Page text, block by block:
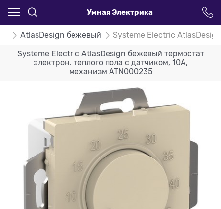
Умная Электрика
AtlasDesign бежевый Systeme Electric
Systeme Electric AtlasDesign бежевый термостат
электрон. теплого пола с датчиком, 10A,
механизм ATN000235